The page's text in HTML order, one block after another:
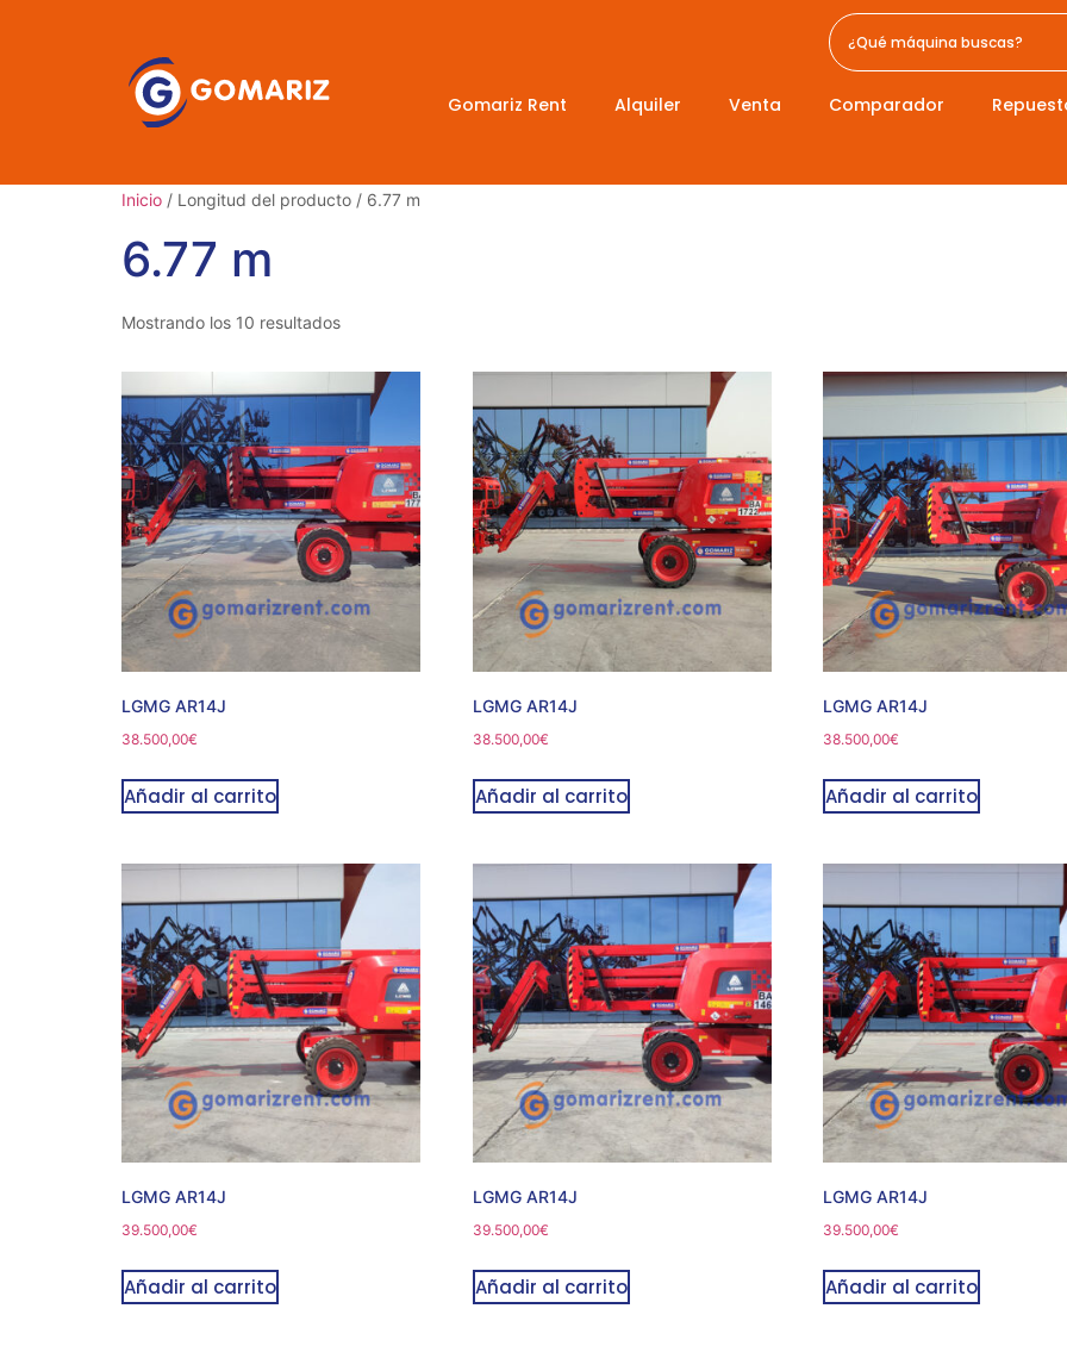
Gomariz Rent Alquiler Venta Comparador
Inicio / Longitud del producto / 6.77 m
6.77 m
Mostrando los 10 resultados
LGMG AR14J
38.500,00€
Añadir al carrito
LGMG AR14J
38.500,00€
Añadir al carrito
LGMG AR14J
38.500,00€
Añadir al carrito
LGMG AR14J
39.500,00€
Añadir al carrito
LGMG AR14J
39.500,00€
Añadir al carrito
LGMG AR14J
39.500,00€
Añadir al carrito